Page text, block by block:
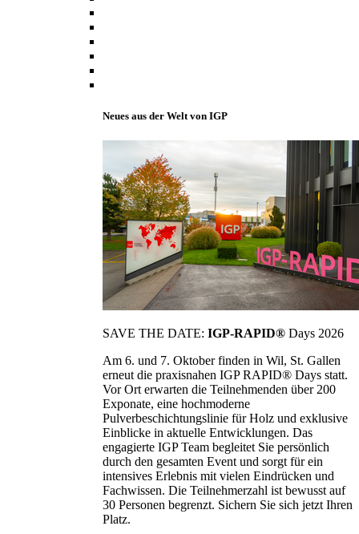
Neues aus der Welt von IGP
SAVE THE DATE: IGP-RAPID® Days 2026
Am 6. und 7. Oktober finden in Wil, St. Gallen
erneut die praxisnahen IGP RAPID® Days statt.
Vor Ort erwarten die Teilnehmenden über 200
Exponate, eine hochmoderne
Pulverbeschichtungslinie für Holz und exklusive
Einblicke in aktuelle Entwicklungen. Das
engagierte IGP Team begleitet Sie persönlich
durch den gesamten Event und sorgt für ein
intensives Erlebnis mit vielen Eindrücken und
Fachwissen. Die Teilnehmerzahl ist bewusst auf
30 Personen begrenzt. Sichern Sie sich jetzt Ihren
Platz.